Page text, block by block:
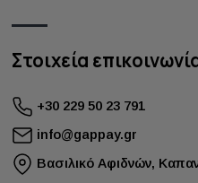
Στοιχεία
+30 229 50 23 791
info@gappay.gr
Bασιλικό Αφιδνών,